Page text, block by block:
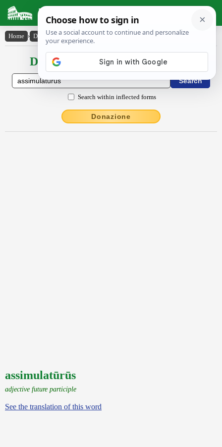
Latin Dictionary
Home › Declensions / Conjugations › assimulatūrūs
Declensions / Conjugations latin
Search within inflected forms
Donazione
assimulatūrūs
adjective future participle
See the translation of this word